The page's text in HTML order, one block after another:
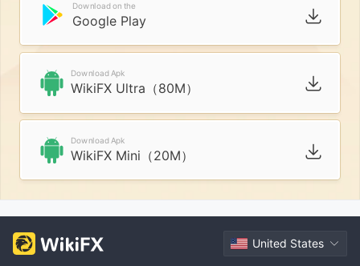
Download on the
Google Play
Download Apk
WikiFX Ultra（80M）
Download Apk
WikiFX Mini（20M）
United States